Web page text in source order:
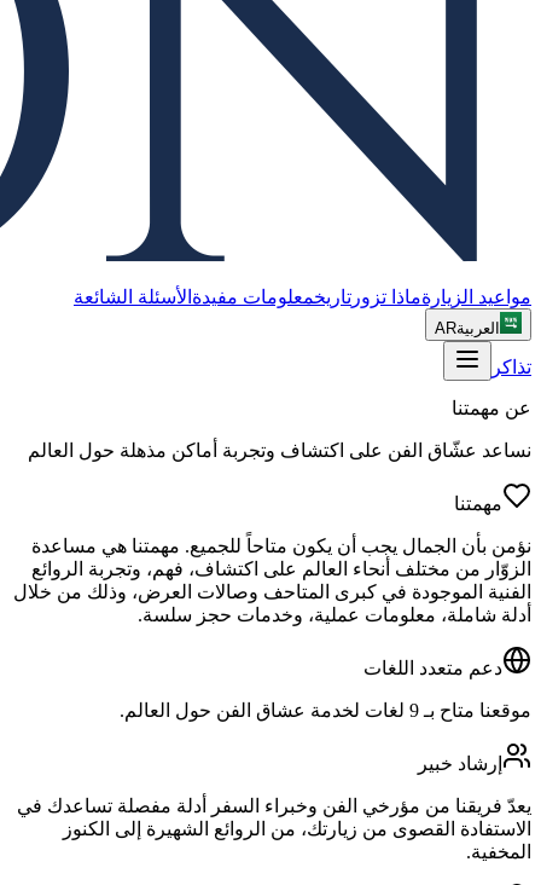
مواعيد الزيارةماذا تزور تاريخمعلومات مفيدة الأسئلة الشائعة
العربيةAR
تذاكر
عن مهمتنا
نساعد عشّاق الفن على اكتشاف وتجربة أماكن مذهلة حول العالم
مهمتنا
نؤمن بأن الجمال يجب أن يكون متاحاً للجميع. مهمتنا هي مساعدة
الزوّار من مختلف أنحاء العالم على اكتشاف، فهم، وتجربة الروائع
الفنية الموجودة في كبرى المتاحف وصالات العرض، وذلك من خلال
أدلة شاملة، معلومات عملية، وخدمات حجز سلسة.
دعم متعدد اللغات
موقعنا متاح بـ 9 لغات لخدمة عشاق الفن حول العالم.
إرشاد خبير
يعدّ فريقنا من مؤرخي الفن وخبراء السفر أدلة مفصلة تساعدك في
الاستفادة القصوى من زيارتك، من الروائع الشهيرة إلى الكنوز
المخفية.